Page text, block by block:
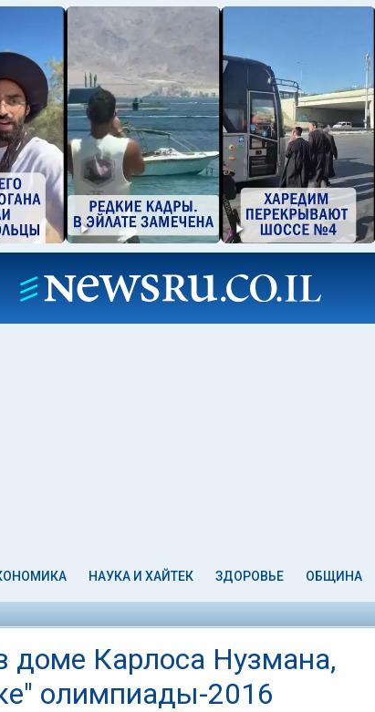
НАУКА И ХАЙТЕК ЗДОРОВЬЕ ОБЩИНА
доме Карлоса Нузмана,
олимпиады-2016